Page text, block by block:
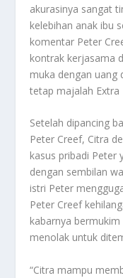
akurasinya sangat
kelebihan anak ibu
komentar Peter
kontrak kerjasama
muka dengan uang
tetap majalah Extra
Setelah dipancing
Peter Creef, Citra
kasus pribadi Peter
dengan sembilan
istri Peter
Peter Creef
kabarnya
menolak untuk
“Citra mampu